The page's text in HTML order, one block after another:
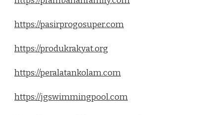
https://pasirprogosuper.com
https://produkrakyat.org
https://peralatankolam.com
https://jgswimmingpool.com